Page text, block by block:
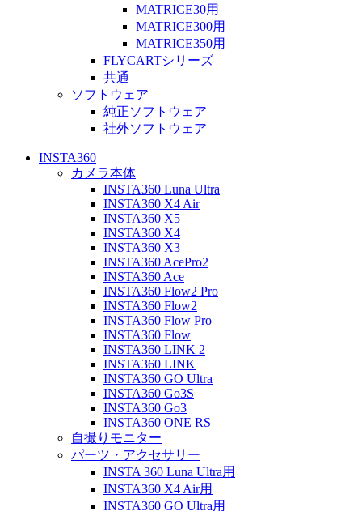
MATRICE30用
MATRICE300用
MATRICE350用
FLYCARTシリーズ
共通
ソフトウェア
純正ソフトウェア
社外ソフトウェア
INSTA360
カメラ本体
INSTA360 Luna Ultra
INSTA360 X4 Air
INSTA360 X5
INSTA360 X4
INSTA360 X3
INSTA360 AcePro2
INSTA360 Ace
INSTA360 Flow2 Pro
INSTA360 Flow2
INSTA360 Flow Pro
INSTA360 Flow
INSTA360 LINK 2
INSTA360 LINK
INSTA360 GO Ultra
INSTA360 Go3S
INSTA360 Go3
INSTA360 ONE RS
自撮りモニター
パーツ・アクセサリー
INSTA 360 Luna Ultra用
INSTA360 X4 Air用
INSTA360 GO Ultra用